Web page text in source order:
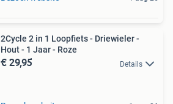
2Cycle 2 in 1 Loopfiets - Driewieler -
Hout - 1 Jaar - Roze
€ 29,95 Details